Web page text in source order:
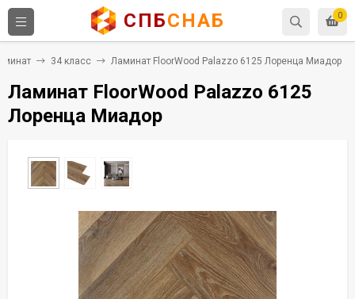
0
СПБСНАБ
34 класс Ламинат FloorWood Palazzo 6125 Лоренца Миадор
Ламинат FloorWood Palazzo 6125
Лоренца Миадор